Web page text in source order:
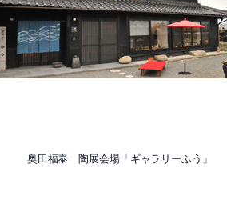
奥田福泰 陶展会場「ギャラリーふう」